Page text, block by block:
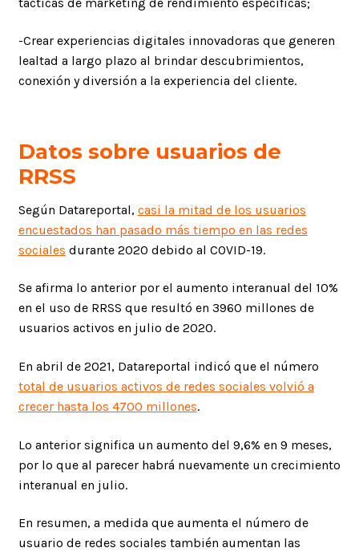
-Crear experiencias digitales innovadoras que generen
lealtad a largo plazo al brindar descubrimientos,
conexión y diversión a la experiencia del cliente.
Datos sobre usuarios de
RRSS
Según Datareportal, casi la mitad de los usuarios
encuestados han pasado más tiempo en las redes
sociales durante 2020 debido al COVID-19.
Se afirma lo anterior por el aumento interanual del 10%
en el uso de RRSS que resultó en 3960 millones de
usuarios activos en julio de 2020.
En abril de 2021, Datareportal indicó que el número
total de usuarios activos de redes sociales volvió a
crecer hasta los 4700 millones.
Lo anterior significa un aumento del 9,6% en 9 meses,
por lo que al parecer habrá nuevamente un crecimiento
interanual en julio.
En resumen, a medida que aumenta el número de
usuario de redes sociales también aumentan las